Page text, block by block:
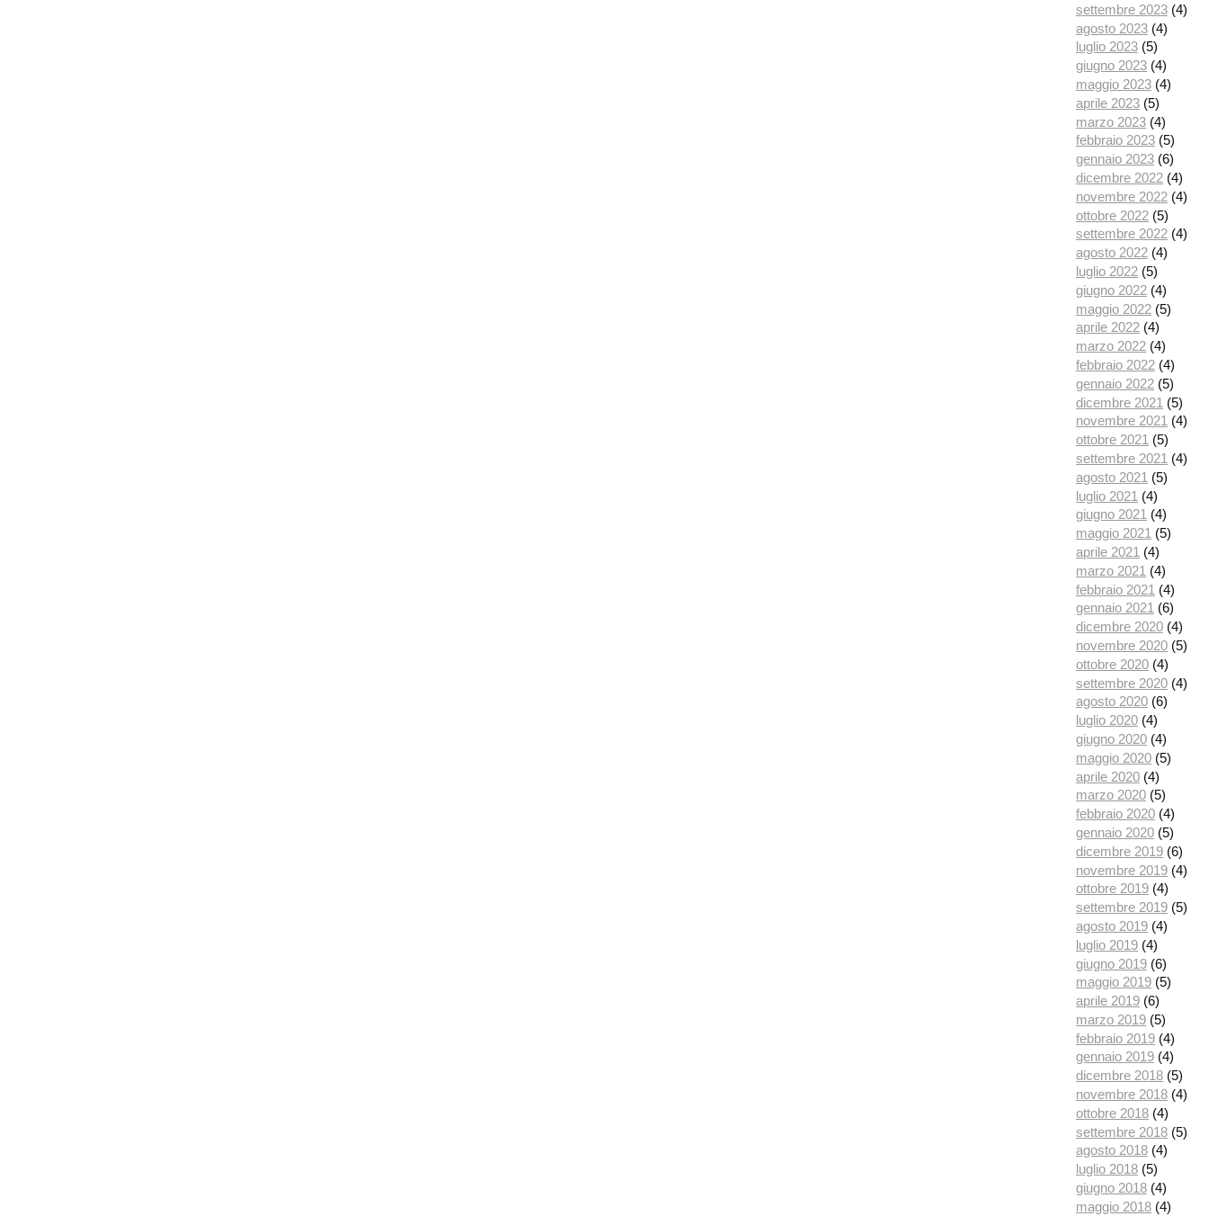
settembre 2023 (4)
agosto 2023 (4)
luglio 2023 (5)
giugno 2023 (4)
maggio 2023 (4)
aprile 2023 (5)
marzo 2023 (4)
febbraio 2023 (5)
gennaio 2023 (6)
dicembre 2022 (4)
novembre 2022 (4)
ottobre 2022 (5)
settembre 2022 (4)
agosto 2022 (4)
luglio 2022 (5)
giugno 2022 (4)
maggio 2022 (5)
aprile 2022 (4)
marzo 2022 (4)
febbraio 2022 (4)
gennaio 2022 (5)
dicembre 2021 (5)
novembre 2021 (4)
ottobre 2021 (5)
settembre 2021 (4)
agosto 2021 (5)
luglio 2021 (4)
giugno 2021 (4)
maggio 2021 (5)
aprile 2021 (4)
marzo 2021 (4)
febbraio 2021 (4)
gennaio 2021 (6)
dicembre 2020 (4)
novembre 2020 (5)
ottobre 2020 (4)
settembre 2020 (4)
agosto 2020 (6)
luglio 2020 (4)
giugno 2020 (4)
maggio 2020 (5)
aprile 2020 (4)
marzo 2020 (5)
febbraio 2020 (4)
gennaio 2020 (5)
dicembre 2019 (6)
novembre 2019 (4)
ottobre 2019 (4)
settembre 2019 (5)
agosto 2019 (4)
luglio 2019 (4)
giugno 2019 (6)
maggio 2019 (5)
aprile 2019 (6)
marzo 2019 (5)
febbraio 2019 (4)
gennaio 2019 (4)
dicembre 2018 (5)
novembre 2018 (4)
ottobre 2018 (4)
settembre 2018 (5)
agosto 2018 (4)
luglio 2018 (5)
giugno 2018 (4)
maggio 2018 (4)